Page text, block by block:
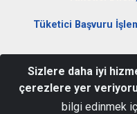
Tüketici Başvuru
Santral : (0432)
Sizlere daha iyi
çerezlere yer
bilgi edinmek